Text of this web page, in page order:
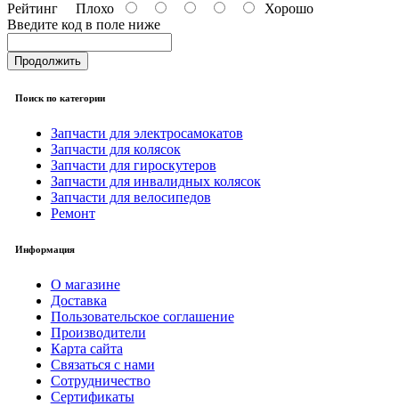
Рейтинг Плохо
Хорошо
Введите код в поле ниже
Продолжить
Поиск по категории
Запчасти для электросамокатов
Запчасти для колясок
Запчасти для гироскутеров
Запчасти для инвалидных колясок
Запчасти для велосипедов
Ремонт
Информация
О магазине
Доставка
Пользовательское соглашение
Производители
Карта сайта
Связаться с нами
Сотрудничество
Сертификаты